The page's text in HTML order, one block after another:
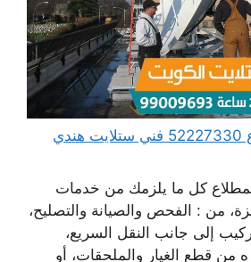
فني ستلايت المطلاع 52227330 فني ستلايت هندي
كل ما يلزمك من خدمات
من : الفحص والصيانة والتصليح،
إلى جانب النقل السريع،
من قطع الغيار والملحقات، أو